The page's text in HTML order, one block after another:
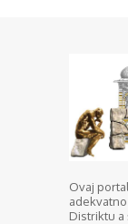
Ovaj
Distriktu a